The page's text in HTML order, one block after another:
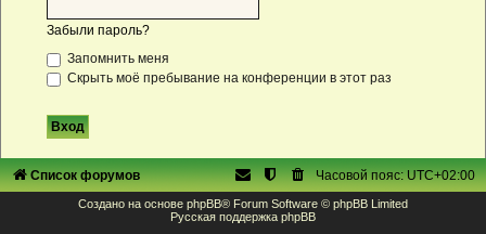
Забыли пароль?
Запомнить меня
Скрыть моё пребывание на конференции в этот раз
Список форумов Часовой пояс:UTC+02:00
Создано на основе phpBB® Forum Software © phpBB Limited
Русская поддержка phpBB